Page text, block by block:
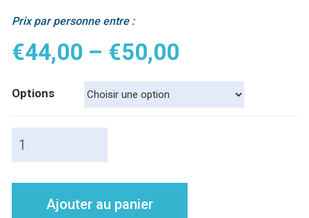
Prix par personne entre :
€44,00 – €50,00
Options
de
Accès
Spa
Ajouter au panier